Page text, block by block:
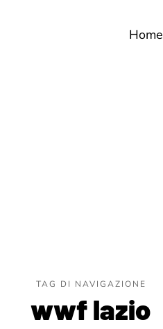
Home
TAG DI NAVIGAZIONE
wwf lazio